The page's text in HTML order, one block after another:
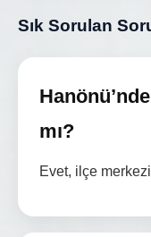
Sık Sorulan
mı?
Evet, ilçe